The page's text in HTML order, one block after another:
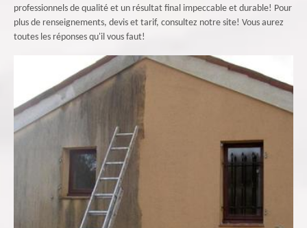
professionnels de qualité et un résultat final impeccable et durable! Pour
plus de renseignements, devis et tarif, consultez notre site! Vous aurez
toutes les réponses qu'il vous faut!